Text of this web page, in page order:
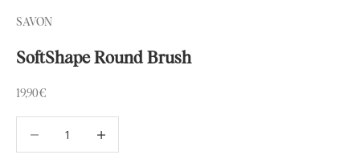
SAVON
SoftShape Round Brush
Alennushinta
19,90€